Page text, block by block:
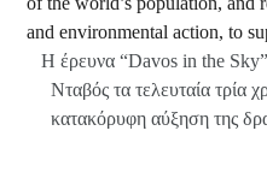
Η έρευνα “Davos in the Sky”
Νταβός τα τελευταία τρία
κατακόρυφη αύξηση της